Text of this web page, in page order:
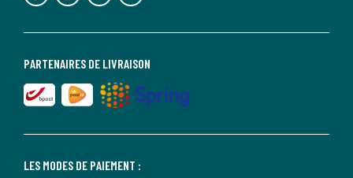
LES MODES DE PAIEMENT :
PARTENAIRES DE LIVRAISON